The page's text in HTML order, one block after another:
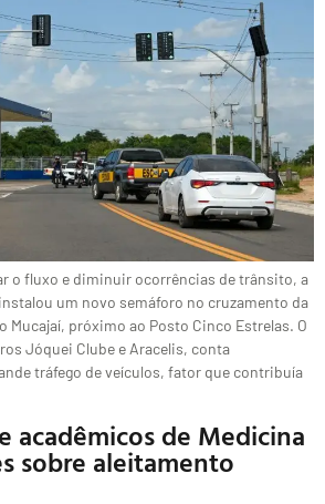
o fluxo e diminuir ocorrências de trânsito, a
um novo semáforo no cruzamento da
Mucajaí, próximo ao Posto Cinco Estrelas. O
Jóquei Clube e Aracelis, conta
tráfego de veículos, fator que contribuía
acadêmicos de Medicina
sobre aleitamento